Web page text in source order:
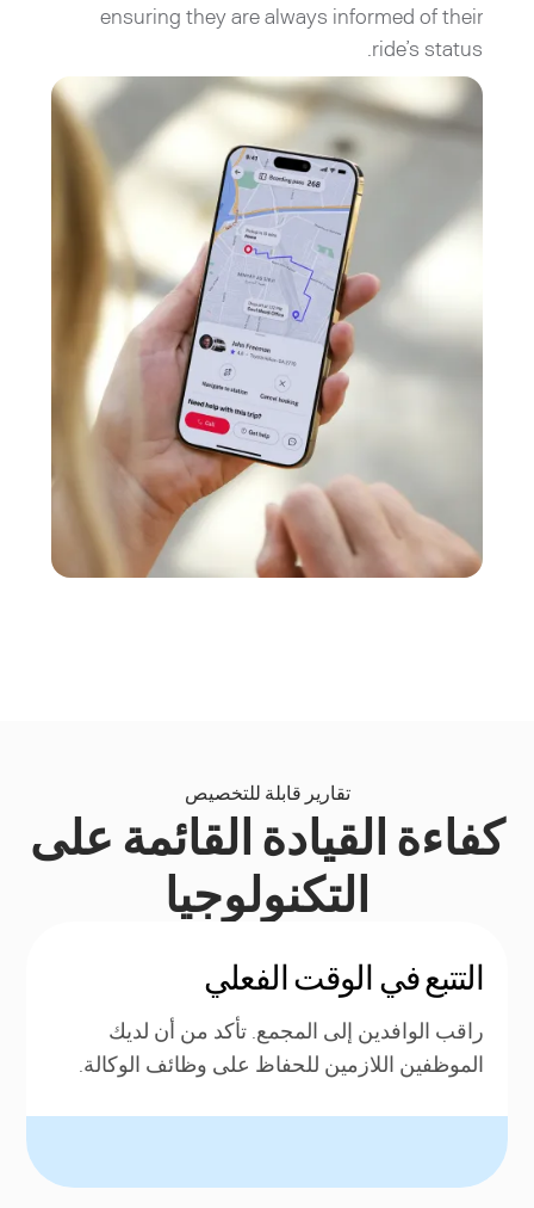
ensuring they are always informed of their
ride’s status.
تقارير قابلة للتخصيص
كفاءة القيادة القائمة على
التكنولوجيا
التتبع في الوقت الفعلي
راقب الوافدين إلى المجمع. تأكد من أن لديك
الموظفين اللازمين للحفاظ على وظائف الوكالة.